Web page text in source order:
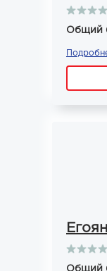
Общий
Общий